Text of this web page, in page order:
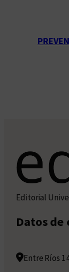
Editorial
Datos de
Entre Ríos